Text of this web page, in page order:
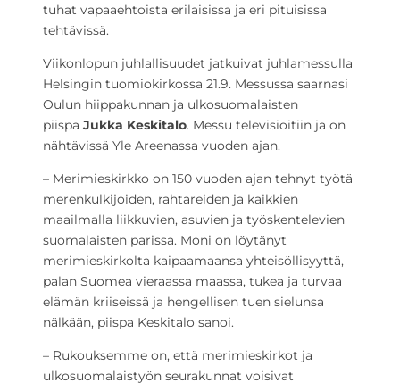
tuhat vapaaehtoista erilaisissa ja eri pituisissa
tehtävissä.
Viikonlopun juhlallisuudet jatkuivat juhlamessulla
Helsingin tuomiokirkossa 21.9. Messussa saarnasi
Oulun hiippakunnan ja ulkosuomalaisten
piispa Jukka Keskitalo. Messu televisioitiin ja on
nähtävissä Yle Areenassa vuoden ajan.
– Merimieskirkko on 150 vuoden ajan tehnyt työtä
merenkulkijoiden, rahtareiden ja kaikkien
maailmalla liikkuvien, asuvien ja työskentelevien
suomalaisten parissa. Moni on löytänyt
merimieskirkolta kaipaamaansa yhteisöllisyyttä,
palan Suomea vieraassa maassa, tukea ja turvaa
elämän kriiseissä ja hengellisen tuen sielunsa
nälkään, piispa Keskitalo sanoi.
– Rukouksemme on, että merimieskirkot ja
ulkosuomalaistyön seurakunnat voisivat